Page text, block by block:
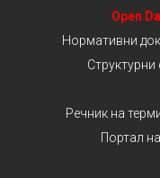
Open
Нормативни
Речник на
Портал